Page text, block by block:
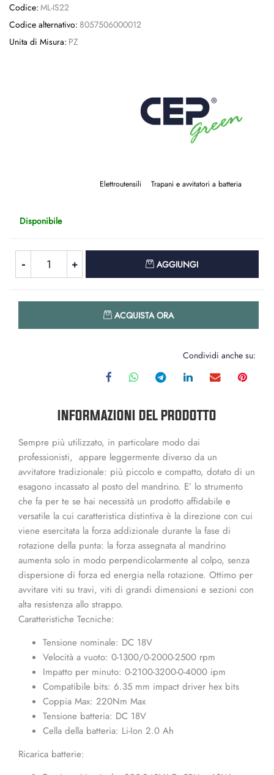
Codice: ML-IS22
Codice alternativo: 8057506000012
Unita di Misura: PZ
Elettroutensili Trapani e avvitatori a batteria
Disponibile
AGGIUNGI
ACQUISTA ORA
Condividi anche su:
INFORMAZIONI DEL PRODOTTO
Sempre più utilizzato, in particolare modo dai
professionisti, appare leggermente diverso da un
avvitatore tradizionale: più piccolo e compatto, dotato di un
esagono incassato al posto del mandrino. E’ lo strumento
che fa per te se hai necessità un prodotto affidabile e
versatile la cui caratteristica distintiva è la direzione con cui
viene esercitata la forza addizionale durante la fase di
rotazione della punta: la forza assegnata al mandrino
aumenta solo in modo perpendicolarmente al colpo, senza
dispersione di forza ed energia nella rotazione. Ottimo per
avvitare viti su travi, viti di grandi dimensioni e sezioni con
alta resistenza allo strappo.
Caratteristiche Tecniche:
Tensione nominale: DC 18V
Velocità a vuoto: 0-1300/0-2000-2500 rpm
Impatto per minuto: 0-2100-3200-0-4000 ipm
Compatibile bits: 6.35 mm impact driver hex bits
Coppia Max: 220Nm Max
Tensione batteria: DC 18V
Cella della batteria: Li-Ion 2.0 Ah
Ricarica batterie: